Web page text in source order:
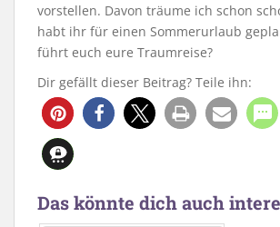
vorstellen. Davon träume ich schon
habt ihr für einen Sommerurlaub
führt euch eure Traumreise?
Dir gefällt dieser Beitrag? Teile ihn:
Das könnte dich auch